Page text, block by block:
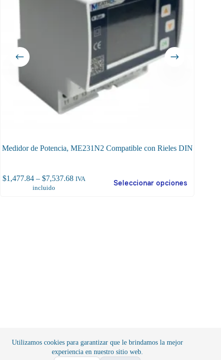
Utilizamos cookies para garantizar que le brindamos la mejor
experiencia en nuestro sitio web.
Medidor de Potencia, ME231N2 Compatible con Rieles DIN
$1,477.84 – $7,537.68Price
IVA
incluido
Seleccionar opciones